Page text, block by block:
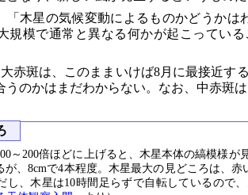
「木星の気候変動によるものかどうかは
規模で通常と異なる何かが起こってい
赤斑は、このままいけば8月に最接近す
うのかはまだわからない。なお、中赤斑
～200倍ほどに上げると、木星本体の縞模様が
が、8cmで4本程度。木星最大の見どころは、
し、木星は10時間足らずで自転しているので